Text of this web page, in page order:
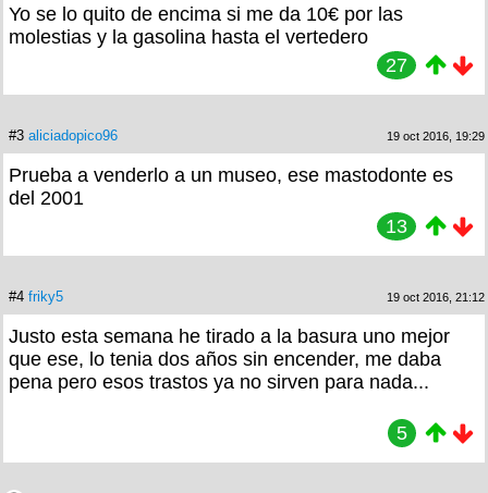
Yo se lo quito de encima si me da 10€ por las
molestias y la gasolina hasta el vertedero
27
#3 aliciadopico96 19 oct 2016, 19:29
Prueba a venderlo a un museo, ese mastodonte es
del 2001
13
#4 friky5 19 oct 2016, 21:12
Justo esta semana he tirado a la basura uno mejor
que ese, lo tenia dos años sin encender, me daba
pena pero esos trastos ya no sirven para nada...
5